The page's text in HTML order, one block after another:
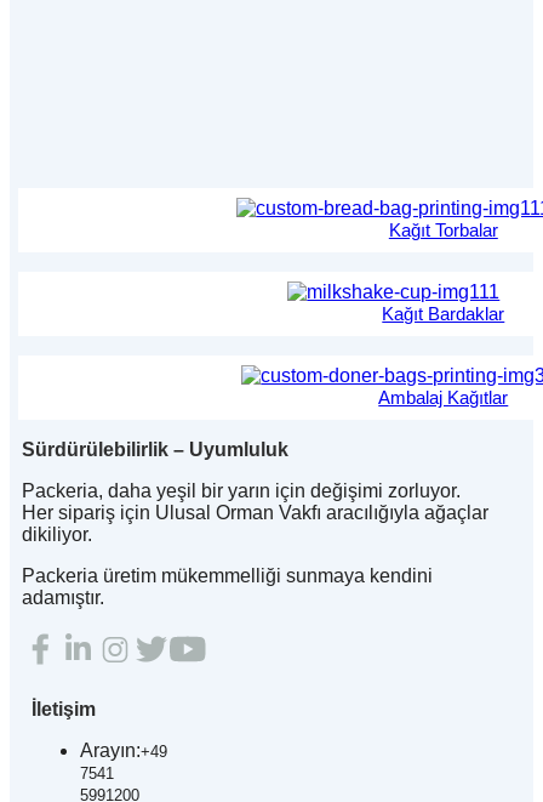
Kağıt Torbalar
Kağıt Bardaklar
Ambalaj Kağıtlar
Sürdürülebilirlik – Uyumluluk
Packeria, daha yeşil bir yarın için değişimi zorluyor.
Her sipariş için Ulusal Orman Vakfı aracılığıyla ağaçlar
dikiliyor.
Packeria üretim mükemmelliği sunmaya kendini
adamıştır.
İletişim
Arayın:+49
7541
5991200